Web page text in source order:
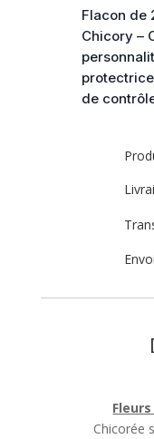
Chicory
-
Chicorée
Flacon de
Chicory –
de
Chicorée